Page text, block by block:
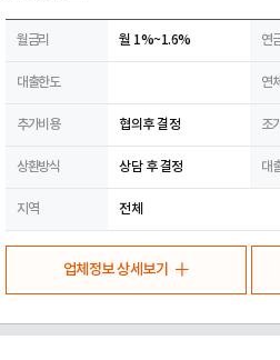
월금리 월 1%~1.6% 연
대출한도 연
추가비용 협의후 결정 조
상환방식 상담 후 결정 대
지역 전체
업체정보 상세보기